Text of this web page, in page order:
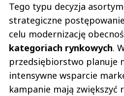
Tego typu decyzja
strategiczne
celu modernizację
kategoriach rynkowych.
przedsiębiorstwo planuje
intensywne wsparcie
kampanie mają zwiększyć